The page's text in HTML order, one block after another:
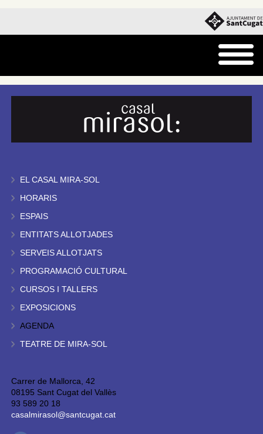
EL CASAL MIRA-SOL
HORARIS
ESPAIS
ENTITATS ALLOTJADES
SERVEIS ALLOTJATS
PROGRAMACIÓ CULTURAL
CURSOS I TALLERS
EXPOSICIONS
AGENDA
TEATRE DE MIRA-SOL
Carrer de Mallorca, 42
08195 Sant Cugat del Vallès
93 589 20 18
casalmirasol@santcugat.cat